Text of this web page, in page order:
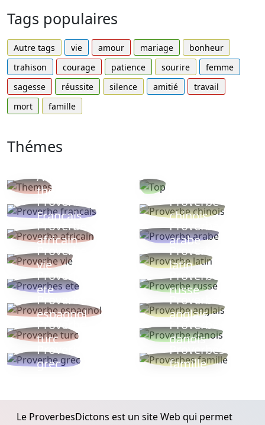
Tags populaires
Autre tags vie amour mariage
bonheur
trahison
courage patience sourire
femme
sagesse
réussite silence amitié
travail
mort
famille
Thémes
Autres
thèmes
Proverbe
Français
Proverbe
chinois
Proverbe
africain
Proverbe
arabe
Proverbe
vie
Proverbe
latin
Proverbes
ete
Proverbe
russe
Proverbe
espagnol
Proverbe
anglais
Proverbe
turc
Proverbe
danois
Proverbe
grec
Proverbes
famille
Le ProverbesDictons est un site Web qui permet